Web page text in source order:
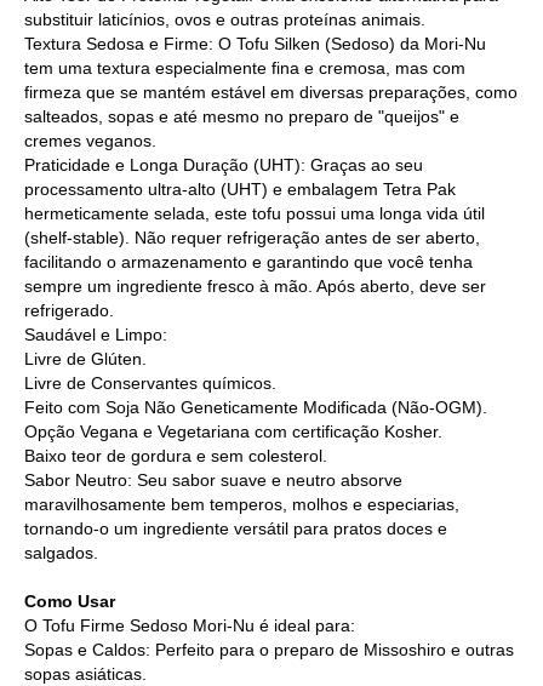
substituir laticínios, ovos e outras proteínas animais.
Textura Sedosa e Firme: O Tofu Silken (Sedoso) da Mori-Nu
tem uma textura especialmente fina e cremosa, mas com
firmeza que se mantém estável em diversas preparações, como
salteados, sopas e até mesmo no preparo de "queijos" e
cremes veganos.
Praticidade e Longa Duração (UHT): Graças ao seu
processamento ultra-alto (UHT) e embalagem Tetra Pak
hermeticamente selada, este tofu possui uma longa vida útil
(shelf-stable). Não requer refrigeração antes de ser aberto,
facilitando o armazenamento e garantindo que você tenha
sempre um ingrediente fresco à mão. Após aberto, deve ser
refrigerado.
Saudável e Limpo:
Livre de Glúten.
Livre de Conservantes químicos.
Feito com Soja Não Geneticamente Modificada (Não-OGM).
Opção Vegana e Vegetariana com certificação Kosher.
Baixo teor de gordura e sem colesterol.
Sabor Neutro: Seu sabor suave e neutro absorve
maravilhosamente bem temperos, molhos e especiarias,
tornando-o um ingrediente versátil para pratos doces e
salgados.
Como Usar
O Tofu Firme Sedoso Mori-Nu é ideal para:
Sopas e Caldos: Perfeito para o preparo de Missoshiro e outras
sopas asiáticas.